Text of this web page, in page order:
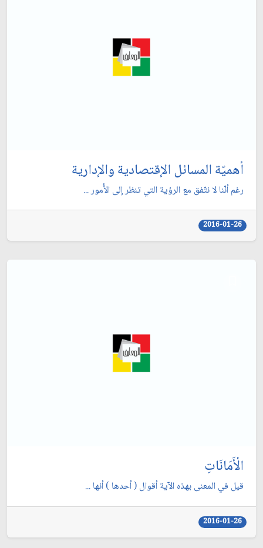
أهميّة المسائل الإقتصادية والإدارية
رغم أنّنا لا نتّفق مع الرؤية التي تنظر إلى الأُمور ...
2016-01-26
الْأَمَانَاتِ
قيل في المعنى بهذه الآية أقوال ( أحدها ) أنها ...
2016-01-26